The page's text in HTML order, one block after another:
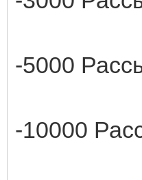
-5000
-10000